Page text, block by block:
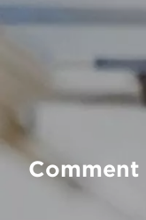
Comment